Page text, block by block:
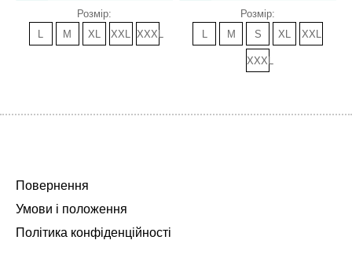
Розмір:
M XL XXL XXXL
Розмір:
M S XL XXL
XXXL
Повернення
Умови і положення
Політика конфіденційності